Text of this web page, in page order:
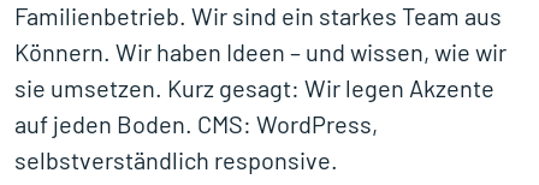
Familienbetrieb. Wir sind ein starkes Team aus
Könnern. Wir haben Ideen – und wissen, wie wir
sie umsetzen. Kurz gesagt: Wir legen Akzente
auf jeden Boden. CMS: WordPress,
selbstverständlich responsive.